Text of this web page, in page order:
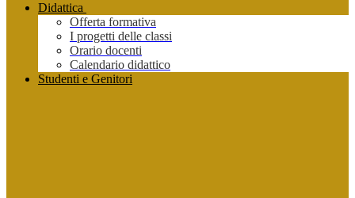
Didattica
Offerta formativa
I progetti delle classi
Orario docenti
Calendario didattico
Studenti e Genitori